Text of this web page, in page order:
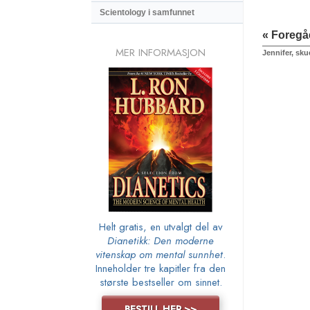
«
Jennifer,
Scientology i samfunnet
MER INFORMASJON
Helt gratis, en utvalgt del av
Dianetikk: Den moderne
vitenskap om mental sunnhet.
Inneholder tre kapitler fra den
største bestseller om sinnet.